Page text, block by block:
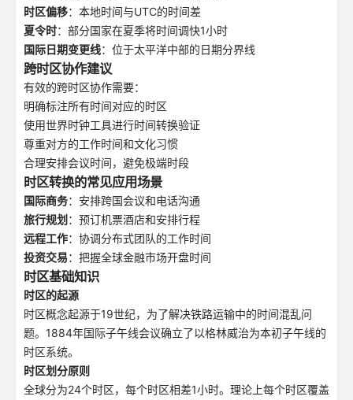
时区偏移：本地时间与UTC的时间差
夏令时：部分国家在夏季将时间调快1小时
国际日期变更线：位于太平洋中部的日期分界线
跨时区协作建议
有效的跨时区协作需要：
明确标注所有时间对应的时区
使用世界时钟工具进行时间转换验证
尊重对方的工作时间和文化习惯
合理安排会议时间，避免极端时段
时区转换的常见应用场景
国际商务：安排跨国会议和电话沟通
旅行规划 ：预订机票酒店和安排行程
远程工作：协调分布式团队的工作时间
投资交易：把握全球金融市场开盘时间
时区基础知识
时区的起源
时区概念起源于19世纪，为了解决铁路运输中的时间混乱问
题。1884年国际子午线会议确立了以格林威治为本初子午线的
时区系统。
时区划分原则
全球分为24个时区，每个时区相差1小时。理论上每个时区覆盖